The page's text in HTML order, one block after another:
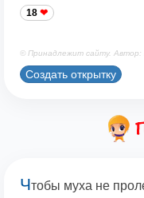
18
© Принадлежит сайту. Автор:
Создать открытку
Чтобы муха не